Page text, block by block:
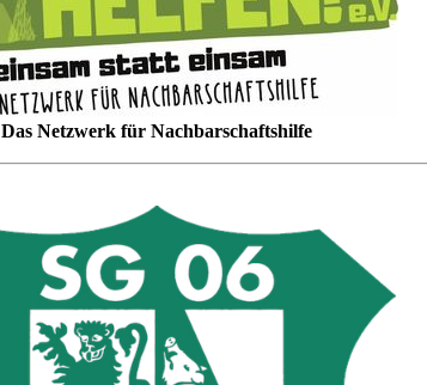
Das Netzwerk für Nachbarschaftshilfe